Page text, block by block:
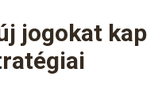
jogokat kap